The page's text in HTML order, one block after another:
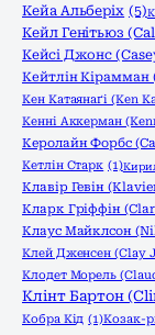
Кейа Альберіх (5)
Кейл Генітьюз
Кейсі Джонс
Кейтлін Кірамман
Кен Катаянаґі (Ken
Кенні Аккерман
Керолайн Форбс
Кетлін Старк (1)
Клавір Гевін
Кларк Гріффін
Клаус Майклсон
Клей Дженсен (Clay
Клодет Морель
Клінт Бартон
Кобра Кід (1)Козак-